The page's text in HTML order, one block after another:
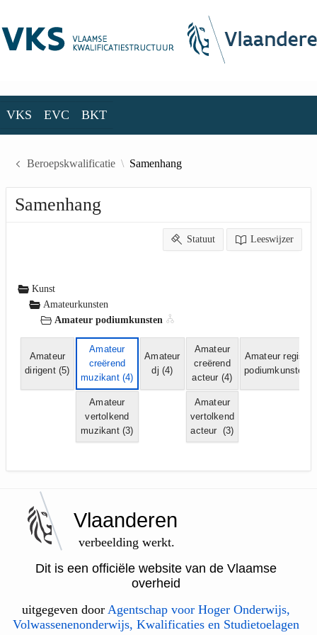
VKS EVC BKT
Beroepskwalificatie Samenhang
Samenhang
Statuut Leeswijzer
Kunst
Amateurkunsten
Amateur podiumkunsten
Amateur
dirigent(5)
Amateur
creërend
muzikant(4)
Amateur
dj (4)
Amateur
creërend
acteur (4)
Amateur
podiumkunsten
Amateur
vertolkend
muzikant(3)
Amateur
vertolkend
acteur (3)
Vlaanderen
verbeelding werkt.
Dit is een officiële website van de Vlaamse
overheid
uitgegeven door Agentschap voor Hoger Onderwijs,
Volwassenenonderwijs, Kwalificaties en Studietoelagen